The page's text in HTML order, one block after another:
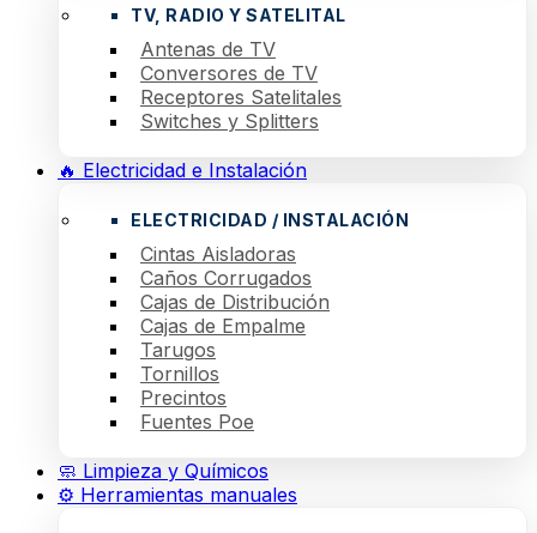
TV, RADIO Y SATELITAL
Antenas de TV
Conversores de TV
Receptores Satelitales
Switches y Splitters
🔥 Electricidad e Instalación
ELECTRICIDAD / INSTALACIÓN
Cintas Aisladoras
Caños Corrugados
Cajas de Distribución
Cajas de Empalme
Tarugos
Tornillos
Precintos
Fuentes Poe
🧼 Limpieza y Químicos
⚙️ Herramientas manuales